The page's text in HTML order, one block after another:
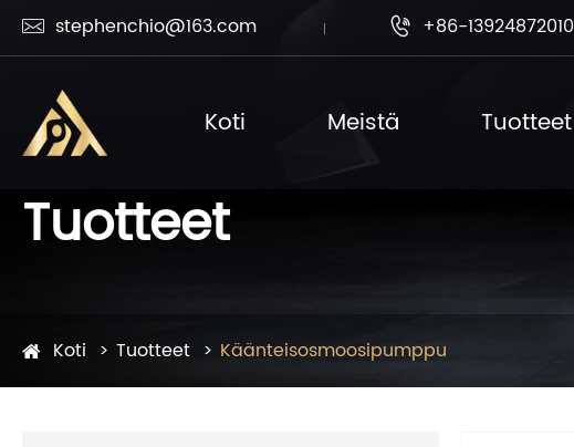
 stephenchio@163.com  +86-13924872010
Koti Meistä Tuotteet
Tuotteet
Koti Tuotteet Käänteisosmoosipumppu